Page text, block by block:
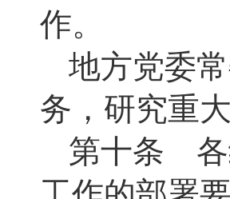
作。
地方党委
务，研究重
第十条 各